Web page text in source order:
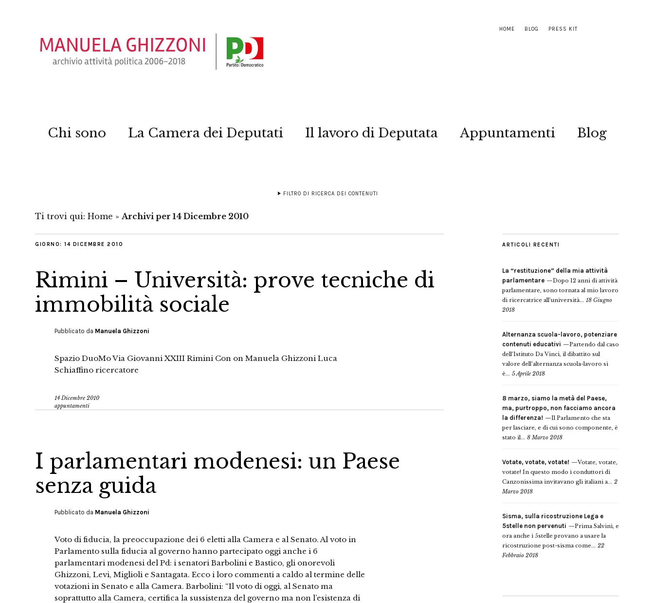
HOME BLOG PRESS KIT
Chi sono La Camera dei Deputati Il lavoro di Deputata Appuntamenti Blog
FILTRO DI RICERCA DEI CONTENUTI
Ti trovi qui: Home » Archivi per 14 Dicembre 2010
GIORNO: 14 DICEMBRE 2010
Rimini – Università: prove tecniche di
immobilità sociale
Pubblicato da Manuela Ghizzoni
Spazio DuoMo Via Giovanni XXIII Rimini Con on Manuela Ghizzoni Luca
Schiaffino ricercatore
14 Dicembre 2010
appuntamenti
I parlamentari modenesi: un Paese
senza guida
Pubblicato da Manuela Ghizzoni
Voto di fiducia, la preoccupazione dei 6 eletti alla Camera e al Senato. Al voto in
Parlamento sulla fiducia al governo hanno partecipato oggi anche i 6
parlamentari modenesi del Pd: i senatori Barbolini e Bastico, gli onorevoli
Ghizzoni, Levi, Miglioli e Santagata. Ecco i loro commenti a caldo al termine delle
votazioni in Senato e alla Camera. Barbolini: “Il voto di oggi, al Senato ma
soprattutto alla Camera, certifica la sussistenza del governo ma non l’esistenza di
ARTICOLI RECENTI
La “restituzione” della mia attività
parlamentare
Dopo 12 anni di attività
parlamentare, sono tornata al mio lavoro
di ricercatrice all’università... 18 Giugno
2018
Alternanza scuola-lavoro, potenziare
contenuti educativi
Partendo dal caso
dell’Istituto Da Vinci, il dibattito sul
valore dell’alternanza scuola-lavoro si
è... 5 Aprile 2018
8 marzo, siamo la metà del Paese,
ma, purtroppo, non facciamo ancora
la differenza!
Il Parlamento che sta
per lasciare, e di cui sono componente, è
stato il... 8 Marzo 2018
Votate, votate, votate!
Votate, votate,
votate! In questo modo i conduttori di
Canzonissima invitavano gli italiani a... 2
Marzo 2018
Sisma, sulla ricostruzione Lega e
5stelle non pervenuti
Prima Salvini, e
ora anche i 5stelle provano a usare la
ricostruzione post-sisma come... 22
Febbraio 2018